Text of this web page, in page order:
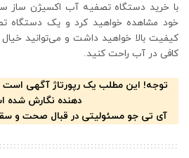
با خرید دستگاه تصفیه آب اکسیژن ساز
خود مشاهده خواهید کرد و یک دستگاه
کیفیت بالا خواهید داشت و می‌توانید
کافی در آب راحت کنید.
توجه! این مطلب یک رپورتاژ آگهی است
دهنده نگارش شده
آی تی جو مسئولیتی در قبال صحت و سقم